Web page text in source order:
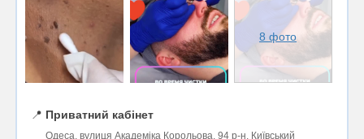
8 фото
📍 Приватний кабінет
Одеса, вулиця Академіка Корольова, 94 р-н. Київський